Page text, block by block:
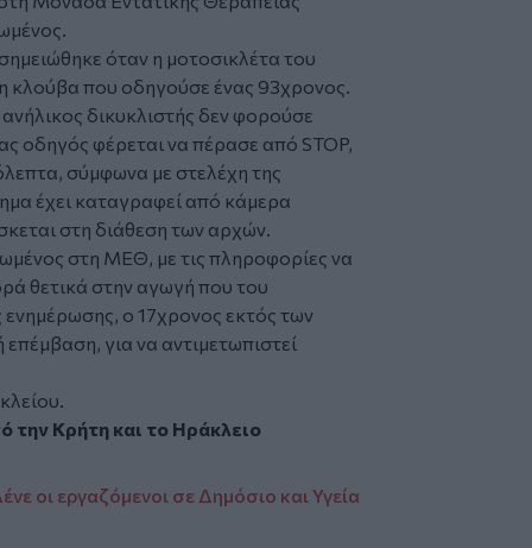
όταν η μοτοσικλέτα του
κλούβα που οδηγούσε ένας 93χρονος.
δικυκλιστής δεν φορούσε
οδηγός φέρεται να πέρασε από STOP,
σύμφωνα με στελέχη της
έχει καταγραφεί από κάμερα
στη διάθεση των αρχών.
στη ΜΕΘ, με τις πληροφορίες να
θετικά στην αγωγή που του
ενημέρωσης, ο 17χρονος εκτός των
για να αντιμετωπιστεί
την Κρήτη και το Ηράκλειο
οι εργαζόμενοι σε Δημόσιο και Υγεία